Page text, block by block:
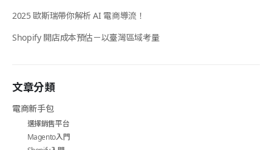
2025 歐斯瑞帶你解析 AI 電商導流！
Shopify 開店成本預估－以臺灣區域考量
文章分類
電商新手包
選擇銷售平台
Magento入門